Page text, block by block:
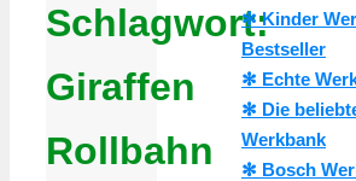
Schlagwort:
Giraffen
Rollbahn
✻ Kinder
Bestseller
✻ Echte
✻ Die
Werkbank
✻ Bosch